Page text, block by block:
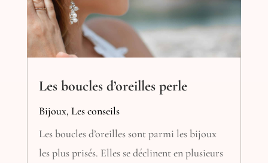
Les boucles d’oreilles perle
Bijoux, Les conseils
Les boucles d’oreilles sont parmi les bijoux
les plus prisés. Elles se déclinent en plusieurs